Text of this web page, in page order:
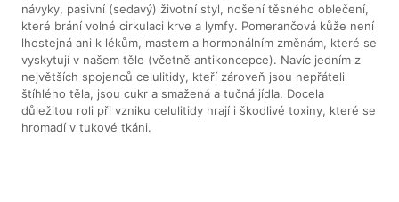
návyky, pasivní (sedavý) životní styl, nošení těsného oblečení,
které brání volné cirkulaci krve a lymfy. Pomerančová kůže není
lhostejná ani k lékům, mastem a hormonálním změnám, které se
vyskytují v našem těle (včetně antikoncepce). Navíc jedním z
největších spojenců celulitidy, kteří zároveň jsou nepřáteli
štíhlého těla, jsou cukr a smažená a tučná jídla. Docela
důležitou roli při vzniku celulitidy hrají i škodlivé toxiny, které se
hromadí v tukové tkáni.